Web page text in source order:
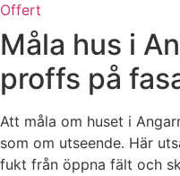
Offert
Måla hus i
proffs på
Att måla om huset i
som om utseende. Här
fukt från öppna fält och